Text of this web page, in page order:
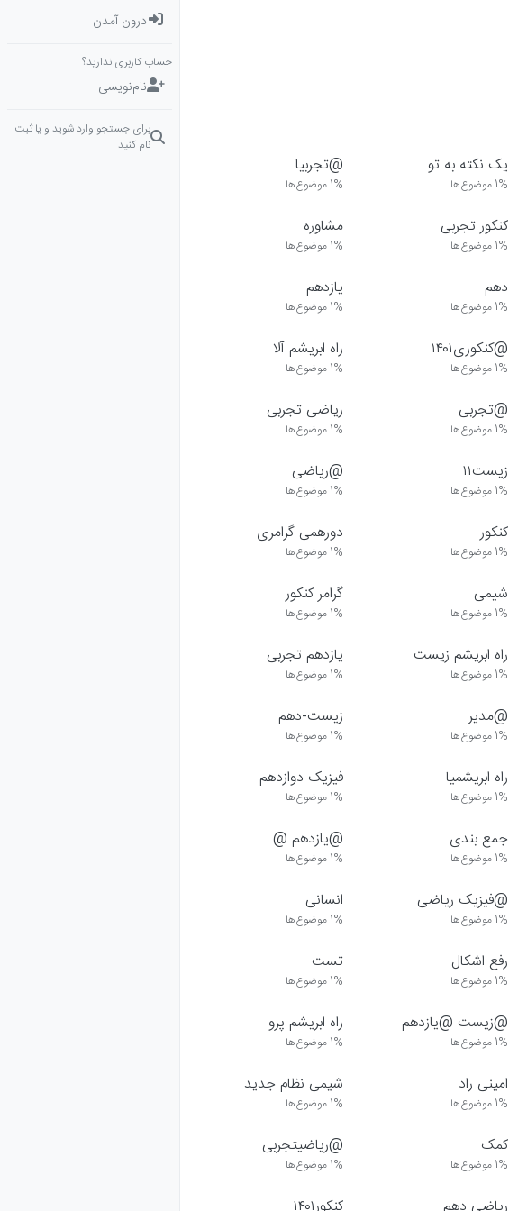
یک نکته به تو
1% موضوع‌ها
@تجربیا
1% موضوع‌ها
کنکور تجربی
1% موضوع‌ها
مشاوره
1% موضوع‌ها
دهم
1% موضوع‌ها
یازدهم
1% موضوع‌ها
@کنکوری۱۴۰۱
1% موضوع‌ها
راه ابریشم آلا
1% موضوع‌ها
@تجربی
1% موضوع‌ها
ریاضی تجربی
1% موضوع‌ها
زیست۱۱
1% موضوع‌ها
@ریاضی
1% موضوع‌ها
کنکور
1% موضوع‌ها
دورهمی گرامری
1% موضوع‌ها
شیمی
1% موضوع‌ها
گرامر کنکور
1% موضوع‌ها
راه ابریشم زیست
1% موضوع‌ها
یازدهم تجربی
1% موضوع‌ها
@مدیر
1% موضوع‌ها
زیست-دهم
1% موضوع‌ها
راه ابریشمیا
1% موضوع‌ها
فیزیک دوازدهم
1% موضوع‌ها
جمع بندی
1% موضوع‌ها
@یازدهم @
1% موضوع‌ها
@فیزیک ریاضی
1% موضوع‌ها
انسانی
1% موضوع‌ها
رفع اشکال
1% موضوع‌ها
تست
1% موضوع‌ها
@زیست @یازدهم
1% موضوع‌ها
راه ابریشم پرو
1% موضوع‌ها
امینی راد
1% موضوع‌ها
شیمی نظام جدید
1% موضوع‌ها
کمک
1% موضوع‌ها
@ریاضیتجربی
1% موضوع‌ها
درون آمدن
حساب کاربری ندارید؟
نام‌نویسی
برای جستجو وارد شوید و یا ثبت
نام کنید